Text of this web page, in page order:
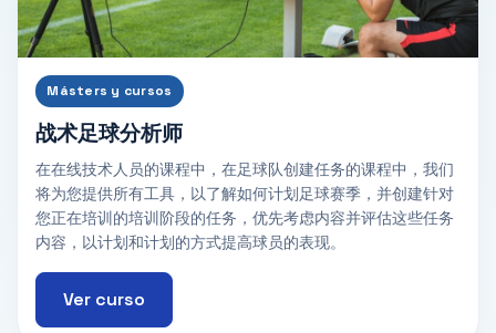
Másters y cursos
战术足球分析师
在在线技术人员的课程中，在足球队创建任务的课程中，我们
将为您提供所有工具，以了解如何计划足球赛季，并创建针对
您正在培训的培训阶段的任务，优先考虑内容并评估这些任务
内容，以计划和计划的方式提高球员的表现。
Ver curso